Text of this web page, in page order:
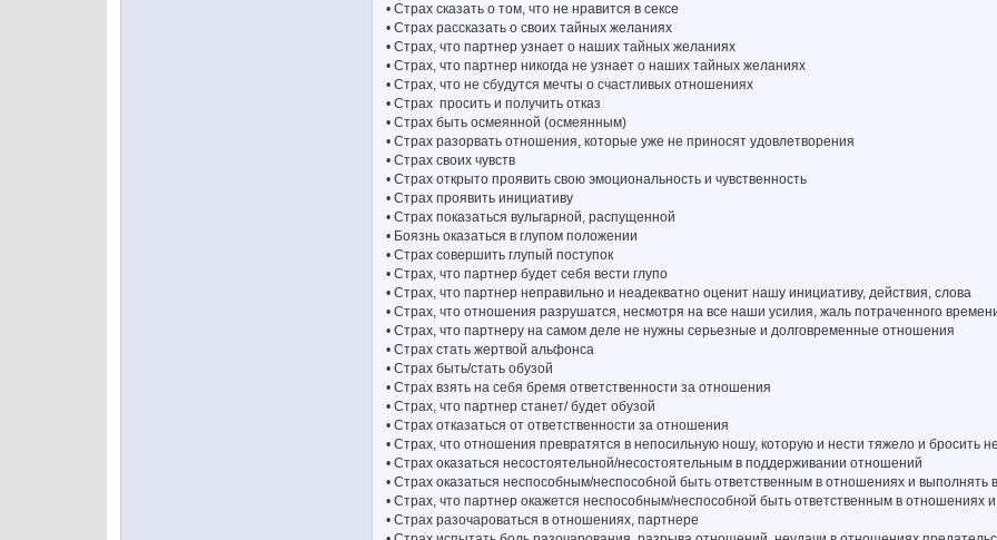
• Страх сказать о том, что не нравится в сексе
• Страх рассказать о своих тайных желаниях
• Страх, что партнер узнает о наших тайных желаниях
• Страх, что партнер никогда не узнает о наших тайных желаниях
• Страх, что не сбудутся мечты о счастливых отношениях
• Страх просить и получить отказ
• Страх быть осмеянной (осмеянным)
• Страх разорвать отношения, которые уже не приносят удовлетворения
• Страх своих чувств
• Страх открыто проявить свою эмоциональность и чувственность
• Страх проявить инициативу
• Страх показаться вульгарной, распущенной
• Боязнь оказаться в глупом положении
• Страх совершить глупый поступок
• Страх, что партнер будет себя вести глупо
• Страх, что партнер неправильно и неадекватно оценит нашу инициативу, действия, слова
• Страх, что отношения разрушатся, несмотря на все наши усилия, жаль потраченного
• Страх, что партнеру на самом деле не нужны серьезные и долговременные отношения
• Страх стать жертвой альфонса
• Страх быть/стать обузой
• Страх взять на себя бремя ответственности за отношения
• Страх, что партнер станет/ будет обузой
• Страх отказаться от ответственности за отношения
• Страх, что отношения превратятся в непосильную ношу, которую и нести тяжело и бросить
• Страх оказаться несостоятельной/несостоятельным в поддерживании отношений
• Страх оказаться неспособным/неспособной быть ответственным в отношениях и выполнять
• Страх, что партнер окажется неспособным/неспособной быть ответственным в отношениях
• Страх разочароваться в отношениях, партнере